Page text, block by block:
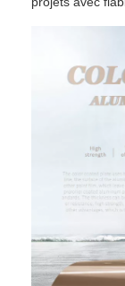
Accueil
À propos de
Visite de